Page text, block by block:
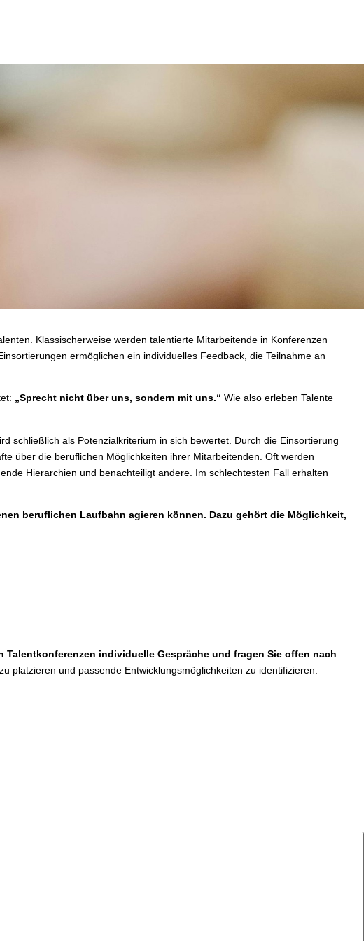
Klassischerweise werden talentierte Mitarbeitende in Konferenzen
ermöglichen ein individuelles Feedback, die Teilnahme an
„Sprecht nicht über uns, sondern mit uns.“ Wie also erleben Talente
schließlich als Potenzialkriterium in sich bewertet. Durch die Einsortierung
über die beruflichen Möglichkeiten ihrer Mitarbeitenden. Oft werden
Hierarchien und benachteiligt andere. Im schlechtesten Fall erhalten
beruflichen Laufbahn agieren können. Dazu gehört die Möglichkeit,
Talentkonferenzen individuelle Gespräche und fragen Sie offen nach
platzieren und passende Entwicklungsmöglichkeiten zu identifizieren.